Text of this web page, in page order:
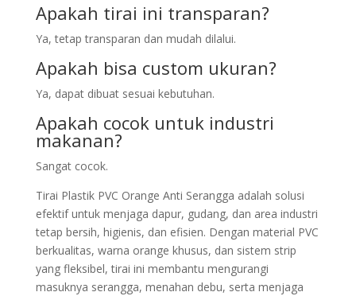
Apakah tirai ini transparan?
Ya, tetap transparan dan mudah dilalui.
Apakah bisa custom ukuran?
Ya, dapat dibuat sesuai kebutuhan.
Apakah cocok untuk industri
makanan?
Sangat cocok.
Tirai Plastik PVC Orange Anti Serangga adalah solusi
efektif untuk menjaga dapur, gudang, dan area industri
tetap bersih, higienis, dan efisien. Dengan material PVC
berkualitas, warna orange khusus, dan sistem strip
yang fleksibel, tirai ini membantu mengurangi
masuknya serangga, menahan debu, serta menjaga